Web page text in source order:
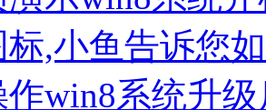
标,小鱼告诉您
作win8系统升